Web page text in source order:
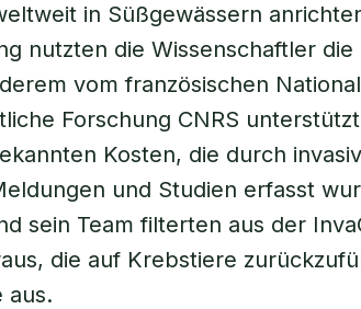
in Süßgewässern
nutzten die Wissenschaftler die
vom französischen
Forschung CNRS
Kosten, die durch
und Studien erfasst
sein Team filterten aus der
die auf Krebstiere
aus.